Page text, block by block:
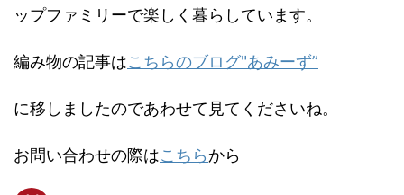
ップファミリーで楽しく暮らしています。
編み物の記事はこちらのブログ"あみーず”
に移しましたのであわせて見てくださいね。
お問い合わせの際はこちらから